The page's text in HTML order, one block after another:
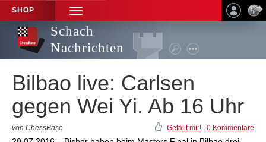
SHOP
TOGGLE
NAVIGATION
Schach
Nachrichten
Bilbao live: Carlsen
gegen Wei Yi. Ab 16 Uhr
von ChessBase Gefällt mir! 0 Kommentare